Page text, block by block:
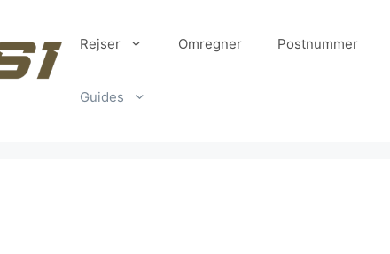
Rejser Omregner Postnummer
Guides